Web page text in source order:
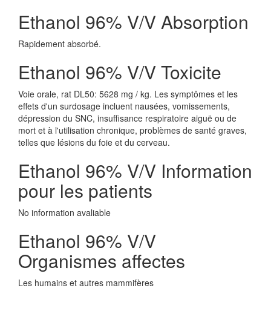
Ethanol 96% V/V Absorption
Rapidement absorbé.
Ethanol 96% V/V Toxicite
Voie orale, rat DL50: 5628 mg / kg. Les symptômes et les
effets d'un surdosage incluent nausées, vomissements,
dépression du SNC, insuffisance respiratoire aiguë ou de
mort et à l'utilisation chronique, problèmes de santé graves,
telles que lésions du foie et du cerveau.
Ethanol 96% V/V Information
pour les patients
No information avaliable
Ethanol 96% V/V
Organismes affectes
Les humains et autres mammifères